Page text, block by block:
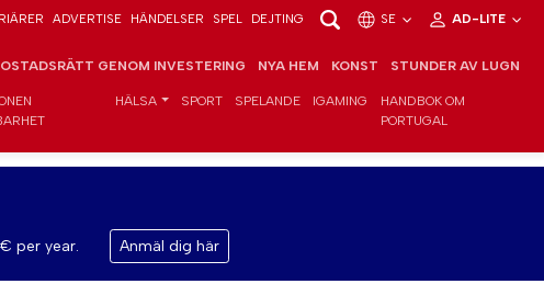
ADVERTISE HÄNDELSER SPEL DEJTING SE AD-LITE
GENOM INVESTERING NYA HEM KONST STUNDER AV LUGN
HÄLSA SPORT SPELANDE IGAMING
HANDBOK OM
PORTUGAL
per year. Anmäl dig här